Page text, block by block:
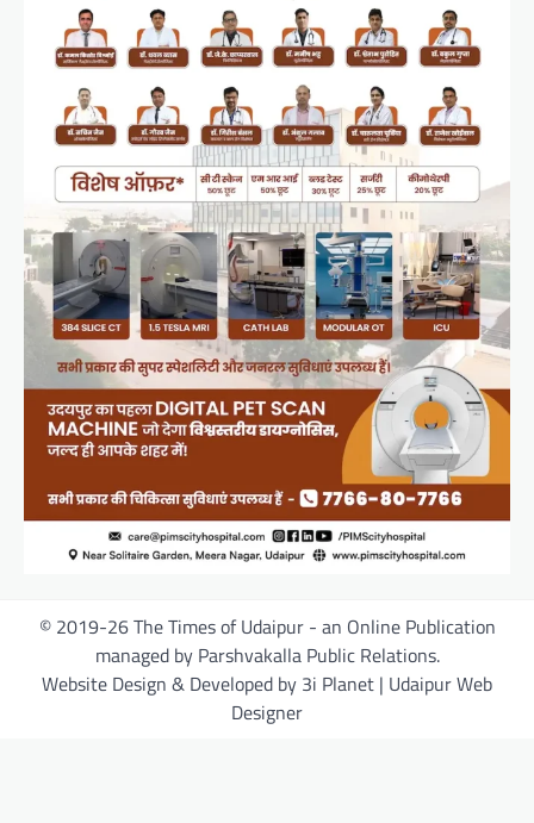
© 2019-26 The Times of Udaipur - an Online Publication
managed by Parshvakalla Public Relations.
Website Design & Developed by 3i Planet | Udaipur Web
Designer